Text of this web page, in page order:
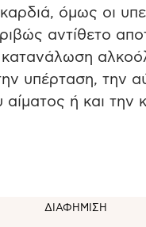
όμως οι
αντίθετο
κατανάλωση
υπέρταση, την
αίματος ή και την